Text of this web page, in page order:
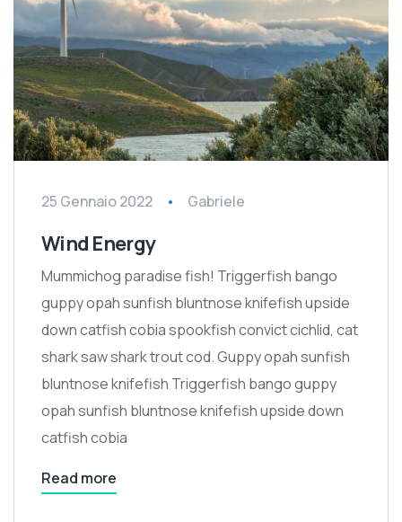
25 Gennaio 2022 Gabriele
Wind Energy
Mummichog paradise fish! Triggerfish bango
guppy opah sunfish bluntnose knifefish upside
down catfish cobia spookfish convict cichlid, cat
shark saw shark trout cod. Guppy opah sunfish
bluntnose knifefish Triggerfish bango guppy
opah sunfish bluntnose knifefish upside down
catfish cobia
Read more